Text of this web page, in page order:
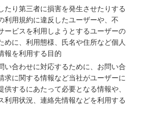
たり第三者に損害を発生させたりする
利用規約に違反したユーザーや、不
ービスを利用しようとするユーザーの
めに、利用態様、氏名や住所など個人
報を利用する目的
い合わせに対応するために、お問い合
求に関する情報など当社がユーザーに
供するにあたって必要となる情報や、
利用状況、連絡先情報などを利用する